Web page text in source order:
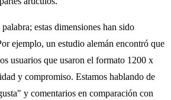
estas dimensiones han sido
ejemplo, un estudio alemán encontró que
usuarios que usaron el formato 1200 x
y compromiso. Estamos hablando de
y comentarios en comparación con